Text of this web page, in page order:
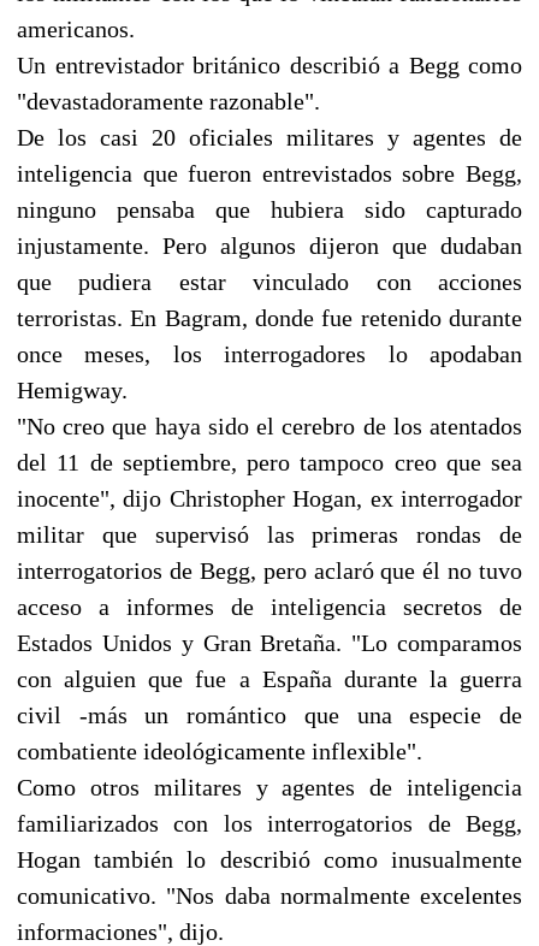
americanos.
Un entrevistador británico describió a Begg como
"devastadoramente razonable".
De los casi 20 oficiales militares y agentes de
inteligencia que fueron entrevistados sobre Begg,
ninguno pensaba que hubiera sido capturado
injustamente. Pero algunos dijeron que dudaban
que pudiera estar vinculado con acciones
terroristas. En Bagram, donde fue retenido durante
once meses, los interrogadores lo apodaban
Hemigway.
"No creo que haya sido el cerebro de los atentados
del 11 de septiembre, pero tampoco creo que sea
inocente", dijo Christopher Hogan, ex interrogador
militar que supervisó las primeras rondas de
interrogatorios de Begg, pero aclaró que él no tuvo
acceso a informes de inteligencia secretos de
Estados Unidos y Gran Bretaña. "Lo comparamos
con alguien que fue a España durante la guerra
civil -más un romántico que una especie de
combatiente ideológicamente inflexible".
Como otros militares y agentes de inteligencia
familiarizados con los interrogatorios de Begg,
Hogan también lo describió como inusualmente
comunicativo. "Nos daba normalmente excelentes
informaciones", dijo.